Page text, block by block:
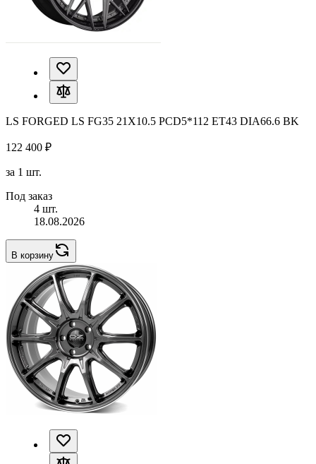
LS FORGED LS FG35 21X10.5 PCD5*112 ET43 DIA66.6 BK
122 400 ₽
за 1 шт.
Под заказ
4 шт.
18.08.2026
В корзину